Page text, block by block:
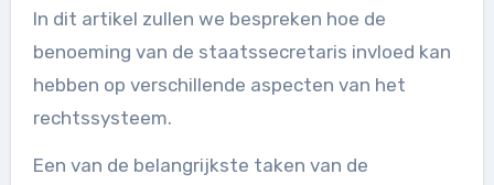
In dit artikel zullen we bespreken hoe de
benoeming van de staatssecretaris invloed kan
hebben op verschillende aspecten van het
rechtssysteem.
Een van de belangrijkste taken van de